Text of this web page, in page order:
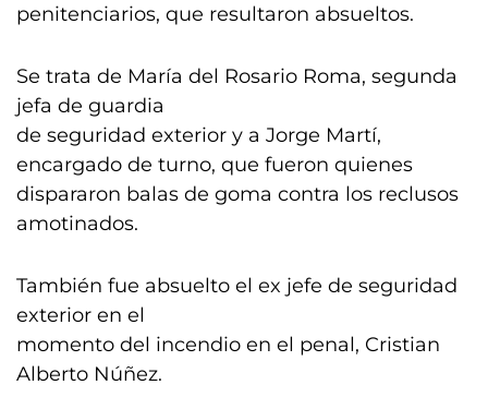
penitenciarios, que resultaron absueltos.
Se trata de María del Rosario Roma, segunda
jefa de guardia
de seguridad exterior y a Jorge Martí,
encargado de turno, que fueron quienes
dispararon balas de goma contra los reclusos
amotinados.
También fue absuelto el ex jefe de seguridad
exterior en el
momento del incendio en el penal, Cristian
Alberto Núñez.